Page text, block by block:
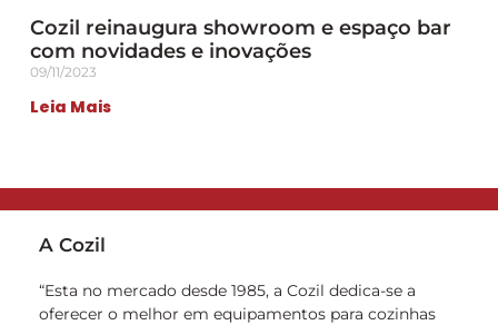
Cozil reinaugura showroom e espaço bar
com novidades e inovações
09/11/2023
Leia Mais
A Cozil
“Esta no mercado desde 1985, a Cozil dedica-se a
oferecer o melhor em equipamentos para cozinhas